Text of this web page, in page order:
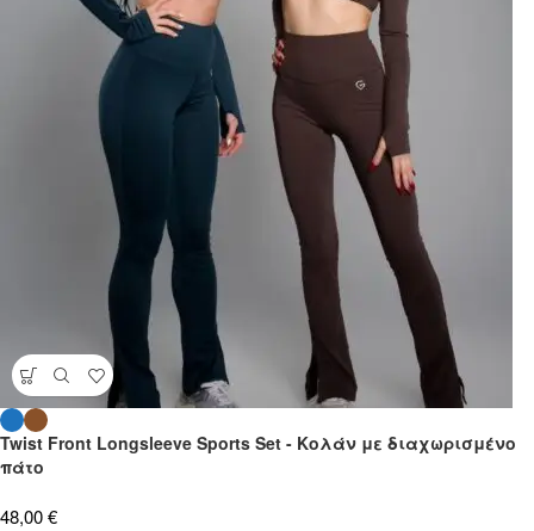
Twist Front Longsleeve Sports Set - Κολάν με διαχωρισμένο
πάτο
48,00€